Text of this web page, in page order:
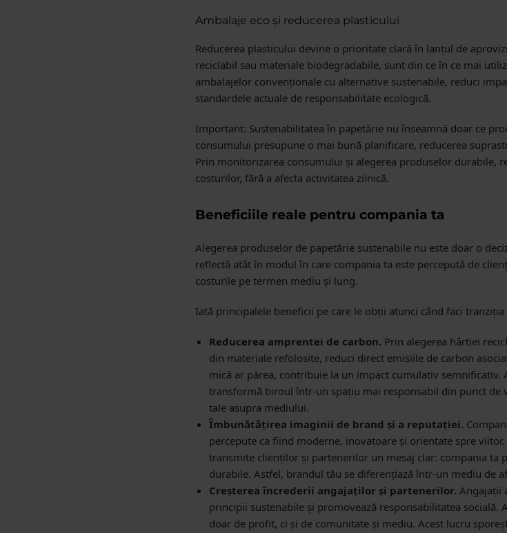
Ambalaje eco și reducerea plasticului
Reducerea plasticului devine o prioritate clară în lanțul de
reciclabil sau materiale biodegradabile, sunt din ce în ce mai
ambalajelor convenționale cu alternative sustenabile, reduci
standardele actuale de responsabilitate ecologică.
Important: Sustenabilitatea în papetărie nu înseamnă doar ce
consumului presupune o mai bună planificare, reducerea
Prin monitorizarea consumului și alegerea produselor durabile,
costurilor, fără a afecta activitatea zilnică.
Beneficiile reale pentru compania ta
Alegerea produselor de papetărie sustenabile nu este doar o
reflectă atât în modul în care compania ta este percepută de
costurile pe termen mediu și lung.
Iată principalele beneficii pe care le obții atunci când faci
Reducerea amprentei de carbon. Prin alegerea hârtiei
din materiale refolosite, reduci direct emisiile de carbon
mică ar părea, contribuie la un impact cumulativ semnificativ.
transformă biroul într-un spațiu mai responsabil din punct de
tale asupra mediului.
Îmbunătățirea imaginii de brand și a reputației.
percepute ca fiind moderne, inovatoare și orientate spre
transmite clienților și partenerilor un mesaj clar: compania ta
durabile. Astfel, brandul tău se diferențiază într-un mediu de
Creșterea încrederii angajaților și partenerilor. Angajații
principii sustenabile și promovează responsabilitatea socială.
doar de profit, ci și de comunitate și mediu. Acest lucru